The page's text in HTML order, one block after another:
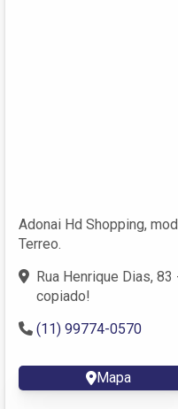
Adonai Hd Shopping,
Terreo.
Rua Henrique Dias,
copiado!
(11) 99774-0570
Mapa